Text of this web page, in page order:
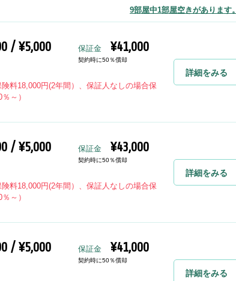
9部屋中1部屋空きがあります。
/ ¥5,000 保証金 ¥41,000
契約時に50％償却
料18,000円(2年間）、保証人なしの場合保
～）
詳細をみる
/ ¥5,000 保証金 ¥43,000
契約時に50％償却
料18,000円(2年間）、保証人なしの場合保
～）
詳細をみる
/ ¥5,000 保証金 ¥41,000
契約時に50％償却
詳細をみる